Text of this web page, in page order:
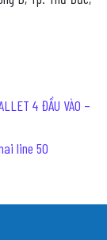
4 ĐẦU VÀO –
line 50